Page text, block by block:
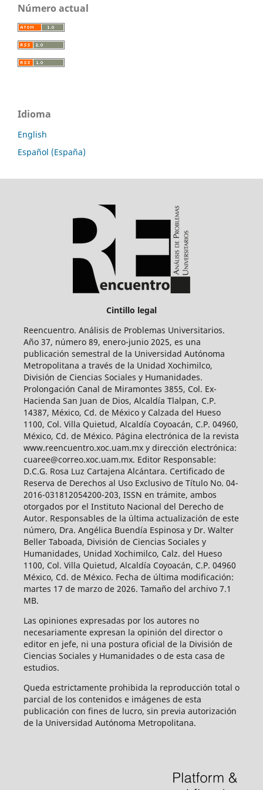
Número actual
Idioma
English
Español (España)
Cintillo legal
Reencuentro. Análisis de Problemas Universitarios.
Año 37, número 89, enero-junio 2025, es una
publicación semestral de la Universidad Autónoma
Metropolitana a través de la Unidad Xochimilco,
División de Ciencias Sociales y Humanidades.
Prolongación Canal de Miramontes 3855, Col. Ex-
Hacienda San Juan de Dios, Alcaldía Tlalpan, C.P.
14387, México, Cd. de México y Calzada del Hueso
1100, Col. Villa Quietud, Alcaldía Coyoacán, C.P. 04960,
México, Cd. de México. Página electrónica de la revista
www.reencuentro.xoc.uam.mx y dirección electrónica:
cuaree@correo.xoc.uam.mx. Editor Responsable:
D.C.G. Rosa Luz Cartajena Alcántara. Certificado de
Reserva de Derechos al Uso Exclusivo de Título No. 04-
2016-031812054200-203, ISSN en trámite, ambos
otorgados por el Instituto Nacional del Derecho de
Autor. Responsables de la última actualización de este
número, Dra. Angélica Buendía Espinosa y Dr. Walter
Beller Taboada, División de Ciencias Sociales y
Humanidades, Unidad Xochimilco, Calz. del Hueso
1100, Col. Villa Quietud, Alcaldía Coyoacán, C.P. 04960
México, Cd. de México. Fecha de última modificación:
martes 17 de marzo de 2026. Tamaño del archivo 7.1
MB.
Las opiniones expresadas por los autores no
necesariamente expresan la opinión del director o
editor en jefe, ni una postura oficial de la División de
Ciencias Sociales y Humanidades o de esta casa de
estudios.
Queda estrictamente prohibida la reproducción total o
parcial de los contenidos e imágenes de esta
publicación con fines de lucro, sin previa autorización
de la Universidad Autónoma Metropolitana.